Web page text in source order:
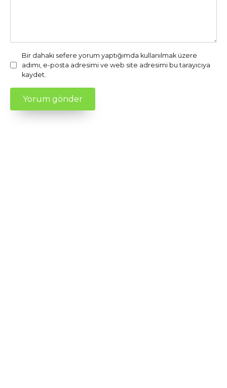
Bir dahaki sefere yorum yaptığımda kullanılmak üzere
adımı, e-posta adresimi ve web site adresimi bu tarayıcıya
kaydet.